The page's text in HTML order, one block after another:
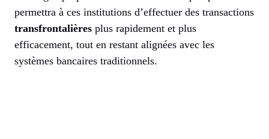
permettra à ces institutions d’effectuer des transactions
transfrontalières plus rapidement et plus
efficacement, tout en restant alignées avec les
systèmes bancaires traditionnels.